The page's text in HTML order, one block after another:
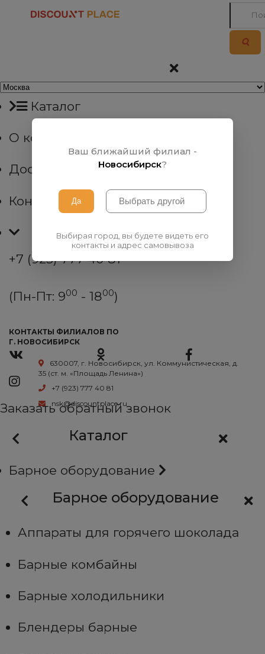
Каталог
О компании
Доставка
Контакты
+7 (923) 777 40 81
(Пн-Пт: 900 - 1800)
КОНТАКТЫ ФИЛИАЛОВ ПО
Г. НОВОСИБИРСК
630007, г. Новосибирск, ул. Коммунистическая, д.
35 (ст. м. «Площадь Ленина»)
+7 (923) 777 40 81
nsk@discountplace.ru
Заказать обратный звонок
Каталог
Барное оборудование
Барное оборудование
Аппараты для горячего шоколада
Барные комбайны
Барные холодильники
Блендеры барные
Ваш ближайший филиал -
Новосибирск?
Выбирая город, вы будете видеть его
контакты и адрес самовывоза